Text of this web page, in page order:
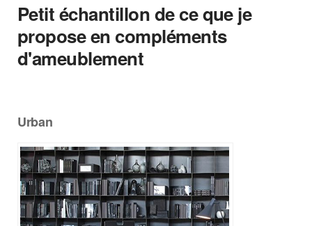
Petit échantillon de ce que je
propose en compléments
d'ameublement
Urban